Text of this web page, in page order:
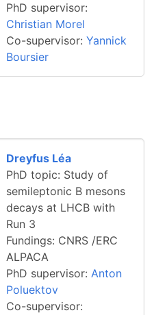
PhD supervisor:
Christian Morel
Co-supervisor:Yannick
Boursier
Dreyfus Léa
PhD topic: Study of
semileptonic B mesons
decays at LHCB with
Run 3
Fundings: CNRS /ERC
ALPACA
PhD supervisor:Anton
Poluektov
Co-supervisor: